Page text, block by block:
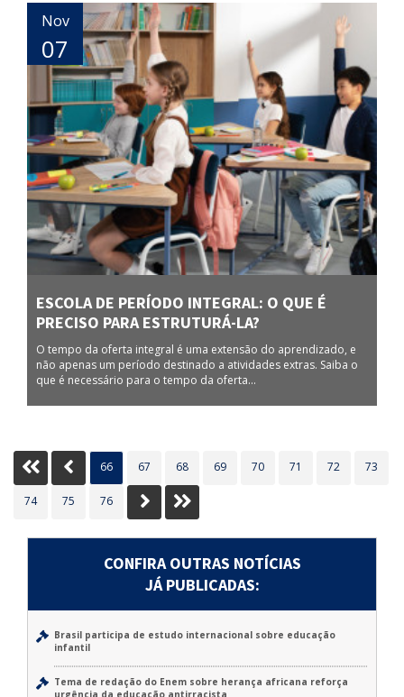
Nov
07
ESCOLA DE PERÍODO INTEGRAL: O QUE É
PRECISO PARA ESTRUTURÁ-LA?
O tempo da oferta integral é uma extensão do aprendizado, e
não apenas um período destinado a atividades extras. Saiba o
que é necessário para o tempo da oferta...
Inicio Anterior
66 67 68 69 70 71 72 73
74 75 76 PróximoÚltimo
CONFIRA OUTRAS NOTÍCIAS
JÁ PUBLICADAS:
Brasil participa de estudo internacional sobre educação
infantil
Tema de redação do Enem sobre herança africana reforça
urgência da educação antirracista